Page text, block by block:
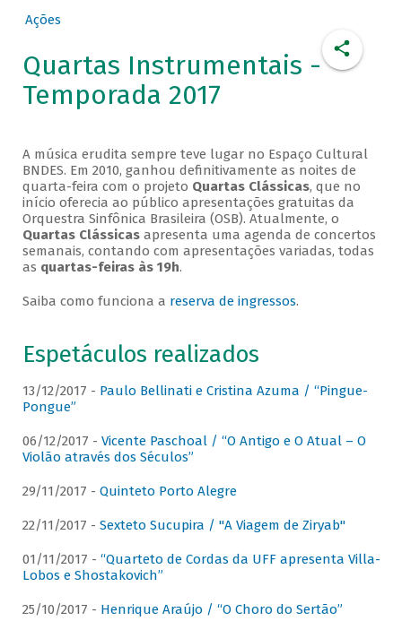
Ações
Quartas Instrumentais -
Temporada 2017
A música erudita sempre teve lugar no Espaço Cultural
BNDES. Em 2010, ganhou definitivamente as noites de
quarta-feira com o projeto Quartas Clássicas, que no
início oferecia ao público apresentações gratuitas da
Orquestra Sinfônica Brasileira (OSB). Atualmente, o
Quartas Clássicasapresenta uma agenda de concertos
semanais, contando com apresentações variadas, todas
as quartas-feiras às 19h.
Saiba como funciona a reserva de ingressos.
Espetáculos realizados
13/12/2017 - Paulo Bellinati e Cristina Azuma / “Pingue-
Pongue”
06/12/2017 - Vicente Paschoal / “O Antigo e O Atual – O
Violão através dos Séculos”
29/11/2017 - Quinteto Porto Alegre
22/11/2017 - Sexteto Sucupira / "A Viagem de Ziryab"
01/11/2017 - “Quarteto de Cordas da UFF apresenta Villa-
Lobos e Shostakovich”
25/10/2017 - Henrique Araújo / “O Choro do Sertão”